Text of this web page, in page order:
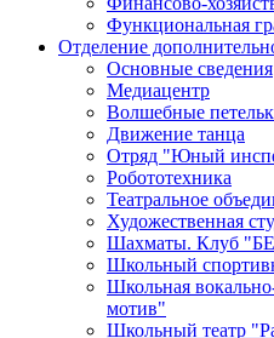
Функциональная
Отделение
Основные сведения
Медиацентр
Волшебные
Движение танца
Отряд "Юный
Робототехника
Театральное
Художественная
Шахматы. Клуб
Школьный
Школьная
мотив"
Школьный театр